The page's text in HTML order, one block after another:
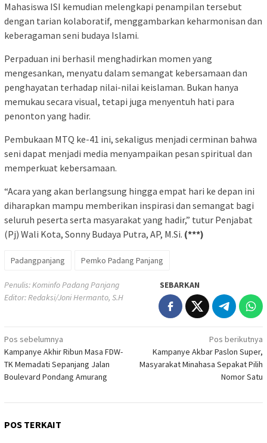
Mahasiswa ISI kemudian melengkapi penampilan tersebut
dengan tarian kolaboratif, menggambarkan keharmonisan dan
keberagaman seni budaya Islami.
Perpaduan ini berhasil menghadirkan momen yang
mengesankan, menyatu dalam semangat kebersamaan dan
penghayatan terhadap nilai-nilai keislaman. Bukan hanya
memukau secara visual, tetapi juga menyentuh hati para
penonton yang hadir.
Pembukaan MTQ ke-41 ini, sekaligus menjadi cerminan bahwa
seni dapat menjadi media menyampaikan pesan spiritual dan
memperkuat kebersamaan.
“Acara yang akan berlangsung hingga empat hari ke depan ini
diharapkan mampu memberikan inspirasi dan semangat bagi
seluruh peserta serta masyarakat yang hadir,” tutur Penjabat
(Pj) Wali Kota, Sonny Budaya Putra, AP, M.Si. (***)
Padangpanjang Pemko Padang Panjang
Penulis: Kominfo Padang Panjang
Editor: Redaksi/Joni Hermanto, S.H
SEBARKAN
Navigasi
pos
Pos sebelumnya
Kampanye Akhir Ribun Masa FDW-
TK Memadati Sepanjang Jalan
Boulevard Pondang Amurang
Pos berikutnya
Kampanye Akbar Paslon Super,
Masyarakat Minahasa Sepakat Pilih
Nomor Satu
POS TERKAIT